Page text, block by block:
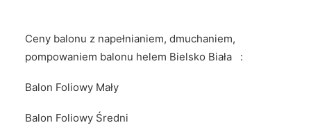
Ceny balonu z napełnianiem, dmuchaniem,
pompowaniem balonu helem Bielsko Biała :
Balon Foliowy Mały
Balon Foliowy Średni